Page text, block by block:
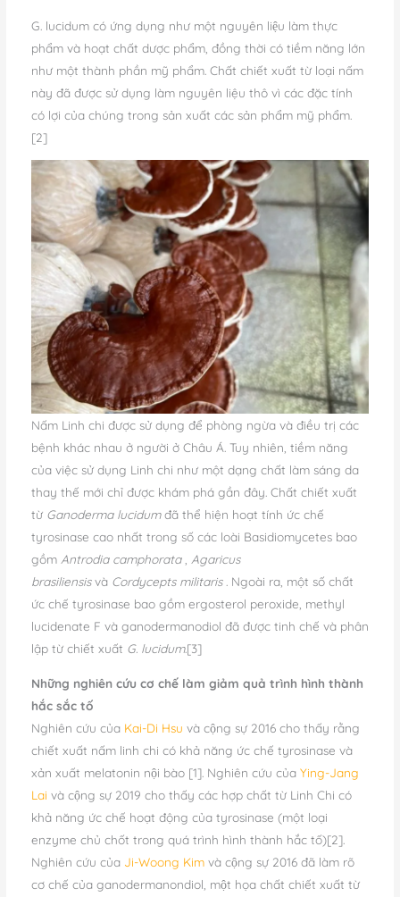
G. lucidum có ứng dụng như một nguyên liệu làm thực
phẩm và hoạt chất dược phẩm, đồng thời có tiềm năng lớn
như một thành phần mỹ phẩm. Chất chiết xuất từ loại nấm
này đã được sử dụng làm nguyên liệu thô vì các đặc tính
có lợi của chúng trong sản xuất các sản phẩm mỹ phẩm.
[2]
Nấm Linh chi được sử dụng để phòng ngừa và điều trị các
bệnh khác nhau ở người ở Châu Á. Tuy nhiên, tiềm năng
của việc sử dụng Linh chi như một dạng chất làm sáng da
thay thế mới chỉ được khám phá gần đây. Chất chiết xuất
từ Ganoderma lucidumđã thể hiện hoạt tính ức chế
tyrosinase cao nhất trong số các loài Basidiomycetes bao
gồm Antrodia camphorata, Agaricus
brasiliensisvà Cordycepts militaris. Ngoài ra, một số chất
ức chế tyrosinase bao gồm ergosterol peroxide, methyl
lucidenate F và ganodermanodiol đã được tinh chế và phân
lập từ chiết xuất G. lucidum.[3]
Những nghiên cứu cơ chế làm giảm quả trình hình thành
hắc sắc tố
Nghiên cứu của Kai-Di Hsu và cộng sự 2016 cho thấy rằng
chiết xuất nấm linh chi có khả năng ức chế tyrosinase và
xản xuất melatonin nội bào [1]. Nghiên cứu của Ying-Jang
Lai và cộng sự 2019 cho thấy các hợp chất từ Linh Chi có
khả năng ức chế hoạt động của tyrosinase (một loại
enzyme chủ chốt trong quá trình hình thành hắc tố)[2].
Nghiên cứu của Ji-Woong Kimvà cộng sự 2016 đã làm rõ
cơ chế của ganodermanondiol, một họa chất chiết xuất từ